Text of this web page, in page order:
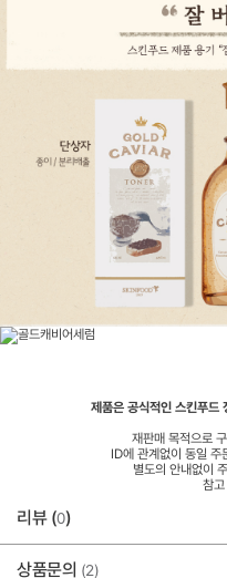
제품은 공식적인 스킨푸드
재판매 목적으로
ID에 관계없이 동일
별도의 안내없이
참
리뷰 (0)
상품문의 (2)